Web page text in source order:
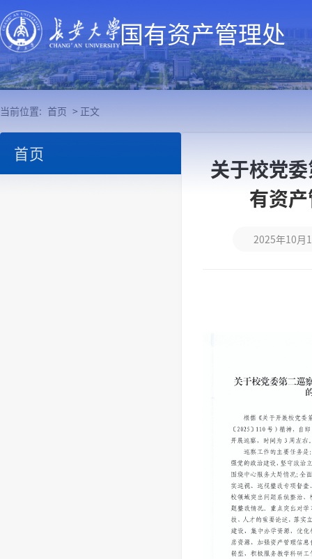
国有资产管理处
当前位置: 首页 > 正文
首页
关于校党
有资
2025年10月